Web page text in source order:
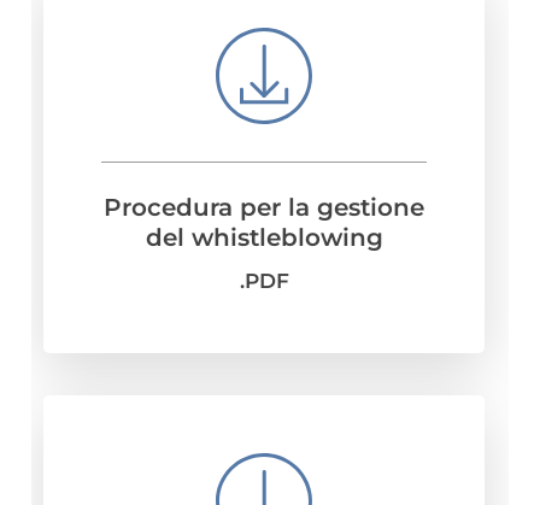
Procedura per la gestione
del whistleblowing
.PDF